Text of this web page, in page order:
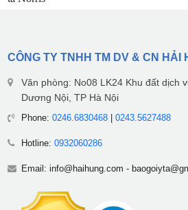
CÔNG TY TNHH TM DV & CN HẢI
Văn phòng: No08 LK24 Khu đất dịch
Dương Nội, TP Hà Nội
Phone: 0246.6830468| 0243.5627488
Hotline: 0932060286
Email: info@haihung.com -